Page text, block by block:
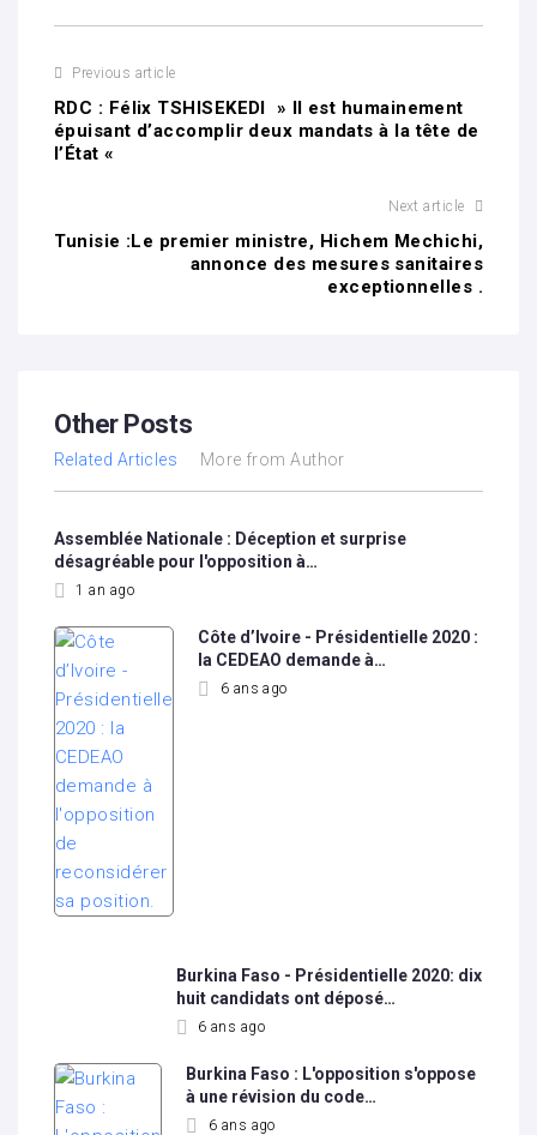
Previous article
RDC : Félix TSHISEKEDI » Il est humainement
épuisant d’accomplir deux mandats à la tête de
l’État «
Next article
Tunisie :Le premier ministre, Hichem Mechichi,
annonce des mesures sanitaires
exceptionnelles .
Other Posts
Related Articles More from Author
Assemblée Nationale : Déception et surprise
désagréable pour l'opposition à…
1 an ago
Côte d’Ivoire - Présidentielle 2020 :
la CEDEAO demande à…
6 ans ago
Burkina Faso - Présidentielle 2020: dix
huit candidats ont déposé…
6 ans ago
Burkina Faso : L'opposition s'oppose
à une révision du code…
6 ans ago